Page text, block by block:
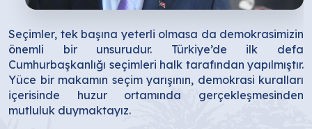
Seçimler, tek başına yeterli olmasa da demokrasimizin
önemli bir unsurudur. Türkiye’de ilk defa
Cumhurbaşkanlığı seçimleri halk tarafından yapılmıştır.
Yüce bir makamın seçim yarışının, demokrasi kuralları
içerisinde huzur ortamında gerçekleşmesinden
mutluluk duymaktayız.